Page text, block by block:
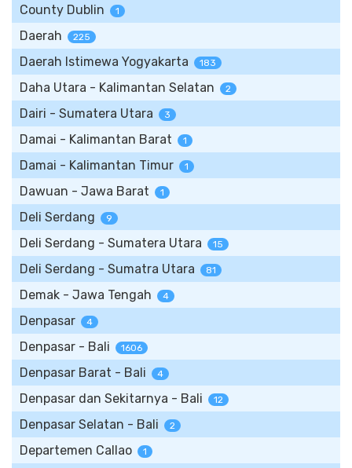
County Dublin 1
Daerah 225
Daerah Istimewa Yogyakarta 183
Daha Utara - Kalimantan Selatan 2
Dairi - Sumatera Utara 3
Damai - Kalimantan Barat 1
Damai - Kalimantan Timur 1
Dawuan - Jawa Barat 1
Deli Serdang 9
Deli Serdang - Sumatera Utara 15
Deli Serdang - Sumatra Utara 81
Demak - Jawa Tengah 4
Denpasar 4
Denpasar - Bali 1606
Denpasar Barat - Bali 4
Denpasar dan Sekitarnya - Bali 12
Denpasar Selatan - Bali 2
Departemen Callao 1